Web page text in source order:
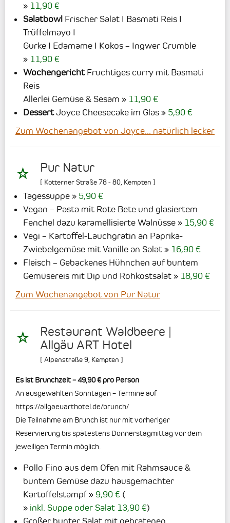
11,90 €
Salatbowl Frischer Salat I Basmati Reis I
Trüffelmayo I
Gurke I Edamame I Kokos – Ingwer Crumble
11,90 €
WochengerichtFruchtiges curry mit Basmati
Reis
Allerlei Gemüse & Sesam
11,90 €
DessertJoyce Cheesecake im Glas
5,90 €
Zum Wochenangebot von Joyce... natürlich lecker
Pur Natur
[ Kotterner Straße 78 - 80, Kempten ]
Tagessuppe
5,90 €
Vegan – Pasta mit Rote Bete und glasiertem
Fenchel dazu karamellisierte Walnüsse
15,90 €
Vegi – Kartoffel-Lauchgratin an Paprika-
Zwiebelgemüse mit Vanille an Salat
16,90 €
Fleisch – Gebackenes Hühnchen auf buntem
Gemüsereis mit Dip und Rohkostsalat
18,90 €
Zum Wochenangebot von Pur Natur
Restaurant Waldbeere |
Allgäu ART Hotel
[ Alpenstraße 9 Kempten ]
Es ist Brunchzeit – 49,90 € pro Person
An ausgewählten Sonntagen – Termine auf
https://allgaeuarthotel.de/brunch/
Die Teilnahme am Brunch ist nur mit vorheriger
Reservierung bis spätestens Donnerstagmittag vor dem
jeweiligen Termin möglich.
Pollo Fino aus dem Ofen mit Rahmsauce &
buntem Gemüse dazu hausgemachter
Kartoffelstampf
9,90 € (
inkl. Suppe oder Salat 13,90 €)
Großer bunter Salat mit gebratenen